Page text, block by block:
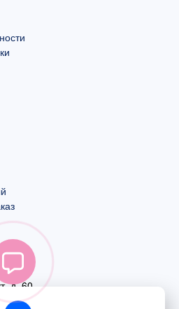
д. 60
59